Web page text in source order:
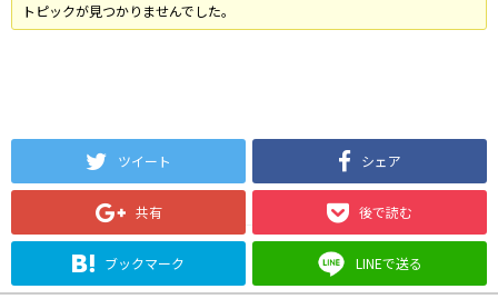
トピックが見つかりませんでした。
ツイート シェア
共有 後で読む
ブックマーク LINEで送る